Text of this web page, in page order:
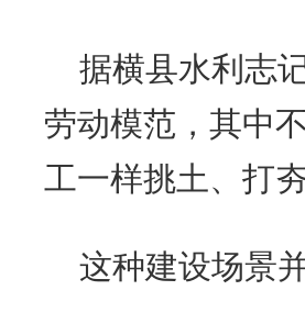
据横县水利志
劳动模范，其中
工一样挑土、打
这种建设场景